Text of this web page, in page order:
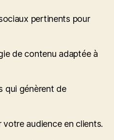
pertinents pour
de contenu adaptée à
qui génèrent de
audience en clients.